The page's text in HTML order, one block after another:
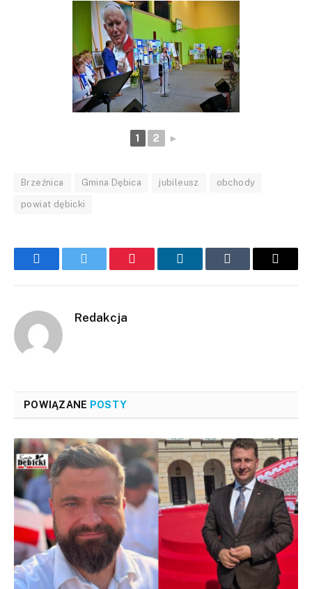
1 2 ►
Brzeźnica Gmina Dębica jubileusz obchody
powiat dębicki
FacebookTwitter Pinterest LinkedInTumblr Email
Redakcja
POWIĄZANE POSTY